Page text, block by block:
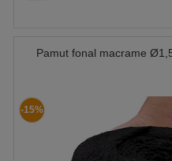
Pamut fonal macrame
-15%